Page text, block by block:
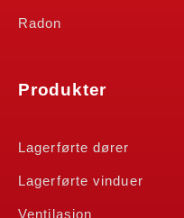
Radon
Produkter
Lagerførte dører
Lagerførte vinduer
Ventilasjon